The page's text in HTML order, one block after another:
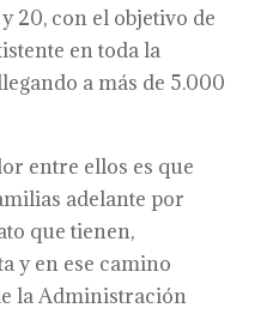
y 20, con el objetivo de
en toda la
a más de 5.000
entre ellos es que
adelante por
que tienen,
y en ese camino
la Administración